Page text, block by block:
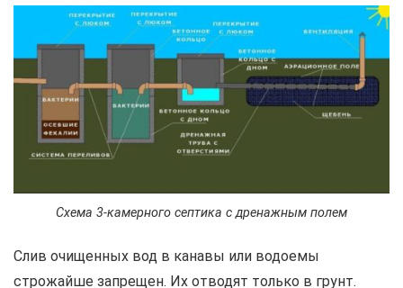
Схема 3-камерного септика с дренажным полем
Слив очищенных вод в канавы или водоемы
строжайше запрещен. Их отводят только в грунт.